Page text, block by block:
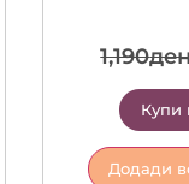
1,190
Купи
Додади